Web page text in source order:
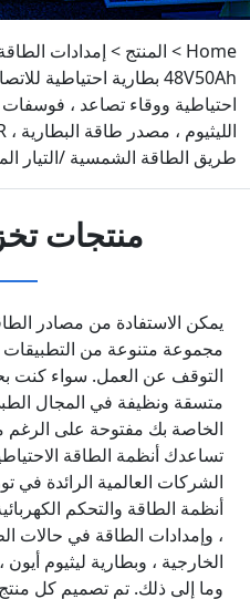
Home
> المنتج > إمدادات
احتياطية ووقاء تصاعد ، فوسفات
طريق الطاقة الشمسية /التيار
منتجات
مجموعة متنوعة من
التوقف عن العمل. سواء كنت
متسقة ونظيفة في المجال
الخاصة بك مفتوحة على الرغم
أنظمة الطاقة والتحكم
، وإمدادات الطاقة في حالات
الخارجية ، وبطارية ليثيوم
وما إلى ذلك. تم تصميم كل